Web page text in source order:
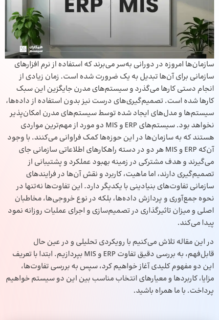
سازمان‌ها امروزه در دورانی به‌سر می‌برند که استفاده از نرم افزارهای
سازمانی برای آن‌ها تبدیل به یک ضرورت شده است. زمان زیادی از
انجام دستی کارها می‌گذرد و سیستم‌های مدرن جایگزین این سبک
کارها شده است. تصمیم‌گیری‌های درست نیز بدون استفاده از داده‌ها،
سیستم‌ها و مدل‌های ایجاد شده توسط سیستم‌های مدرن امکان‌پذیر
نخواهد بود. سیستم‌های ERP و MIS دو مورد از مهم‌ترین مواردی
هستند که به سازمان‌ها در این حوزه‌ها کمک فراوانی می‌کنند. با وجود
آن‌که ERP
و MIS هر دو در دسته راهکارهای اطلاعاتی سازمانی جای
می‌گیرند و هدف مشترکی در زمینه بهبود عملکرد و پشتیبانی از
تصمیم‌گیری دارند، اما ماهیت، کاربرد و نقش آن‌ها در فرایندهای
سازمانی تفاوت‌های بنیادینی با یکدیگر دارد. این تفاوت‌ها نه‌تنها در
نحوه جمع‌آوری و پردازش داده‌ها، بلکه در نوع خروجی‌ها، مخاطبان
اصلی و میزان تاثیرگذاری در تصمیم‌سازی و اجرای عملیات روزانه نمود
پیدا می‌کند.
در این مقاله تلاش می‌کنیم با رویکردی تحلیلی و در عین حال
قابل‌فهم، به بررسی دقیق تفاوت ERP و MIS بپردازیم. ابتدا با تعریف
این دو مفهوم کلیدی آغاز خواهیم کرد، سپس به بررسی تفاوت‌ها،
مزایا، کاربردها و معیارهای انتخاب مناسب بین این دو سیستم خواهیم
پرداخت. با ما همراه باشید.